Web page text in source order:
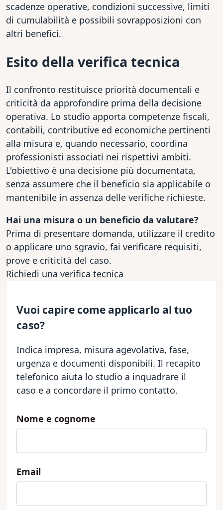
scadenze operative, condizioni successive, limiti
di cumulabilità e possibili sovrapposizioni con
altri benefici.
Esito della verifica tecnica
Il confronto restituisce priorità documentali e
criticità da approfondire prima della decisione
operativa. Lo studio apporta competenze fiscali,
contabili, contributive ed economiche pertinenti
alla misura e, quando necessario, coordina
professionisti associati nei rispettivi ambiti.
L'obiettivo è una decisione più documentata,
senza assumere che il beneficio sia applicabile o
mantenibile in assenza delle verifiche richieste.
Hai una misura o un beneficio da valutare?
Prima di presentare domanda, utilizzare il credito
o applicare uno sgravio, fai verificare requisiti,
prove e criticità del caso.
Richiedi una verifica tecnica
Vuoi capire come applicarlo al tuo
caso?
Indica impresa, misura agevolativa, fase,
urgenza e documenti disponibili. Il recapito
telefonico aiuta lo studio a inquadrare il
caso e a concordare il primo contatto.
Nome e cognome
Email